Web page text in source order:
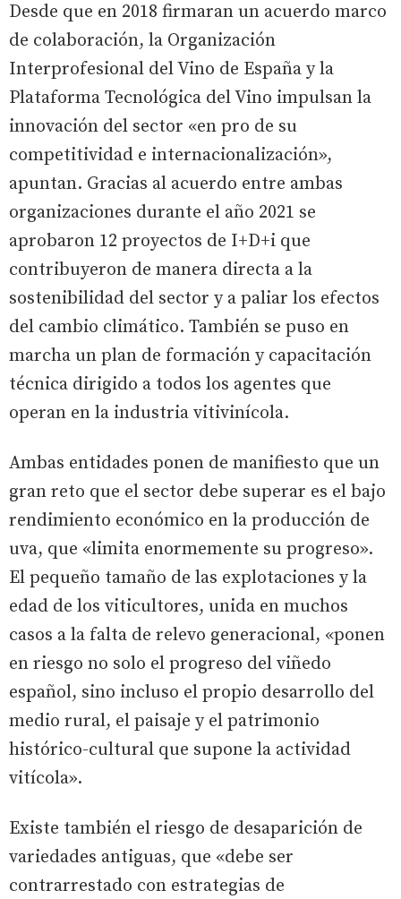
Desde que en 2018 firmaran un acuerdo marco
de colaboración, la Organización
Interprofesional del Vino de España y la
Plataforma Tecnológica del Vino impulsan la
innovación del sector «en pro de su
competitividad e internacionalización»,
apuntan. Gracias al acuerdo entre ambas
organizaciones durante el año 2021 se
aprobaron 12 proyectos de I+D+i que
contribuyeron de manera directa a la
sostenibilidad del sector y a paliar los efectos
del cambio climático. También se puso en
marcha un plan de formación y capacitación
técnica dirigido a todos los agentes que
operan en la industria vitivinícola.
Ambas entidades ponen de manifiesto que un
gran reto que el sector debe superar es el bajo
rendimiento económico en la producción de
uva, que «limita enormemente su progreso».
El pequeño tamaño de las explotaciones y la
edad de los viticultores, unida en muchos
casos a la falta de relevo generacional, «ponen
en riesgo no solo el progreso del viñedo
español, sino incluso el propio desarrollo del
medio rural, el paisaje y el patrimonio
histórico-cultural que supone la actividad
vitícola».
Existe también el riesgo de desaparición de
variedades antiguas, que «debe ser
contrarrestado con estrategias de